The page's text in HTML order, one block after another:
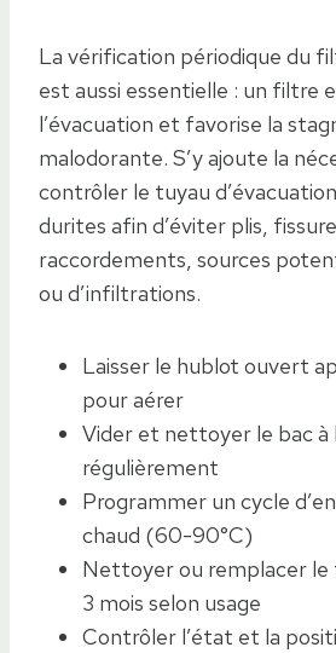
La vérification périodique du
est aussi essentielle : un filtre
l’évacuation et favorise la
malodorante. S’y ajoute la
contrôler le tuyau
durites afin d’éviter plis,
raccordements, sources
ou d’infiltrations.
Laisser le hublot ouvert
pour aérer
Vider et nettoyer le bac à
régulièrement
Programmer un cycle
chaud (60-90°C)
Nettoyer ou remplacer le
3 mois selon usage
Contrôler l’état et la